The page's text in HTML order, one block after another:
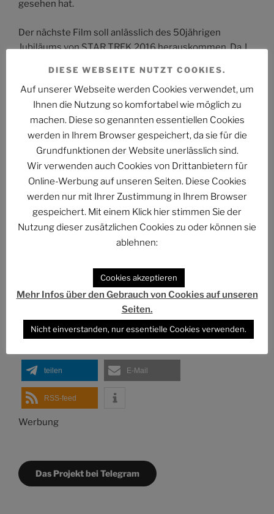
gesehen hat.
Der nächste Film soll anlässlich des 50jährigen
Jubiläums von STAR TREK 2016 herauskommen. Da J.
STAR WARS Episode VII beschäftigt ist, wird jemand
anders den neuen STAR-TREK-Film übernehmen. Ich
bin schon gespannt darauf und hoffe, dass man den
eingeschlagenen Weg fortsetzt. Denn auch wenn der
Titel des Films „Into Darkness“ lautet, STAR TREK
stürzt nicht in die Dunkelheit. Vor allem hat die neue
Filmreihe eines schon geschafft: Sie hat zwei gute
Filme hintereinander herausgebracht. Bei der alten
Filmreihe wechselten sich ständig hervorragende
Filme mit nicht ganz so guten Filmem ab.
Alles das macht gute Hoffnung für die Zukunft. Und so
teilen
teilen E-Mail
RSS-feed
Werbung
Das Projekt bei Telegram
DIESE WEBSEITE NUTZT COOKIES.
Auf unserer Webseite werden Cookies verwendet, um
Ihnen die Nutzung so komfortabel wie möglich zu
machen. Diese so genannten essentiellen Cookies
werden in Ihrem Browser gespeichert, da sie für die
Grundfunktionen der Website unerlässlich sind.
Wir verwenden auch Cookies von Drittanbietern für
Online-Werbung auf unseren Seiten. Diese Cookies
werden nur mit Ihrer Zustimmung in Ihrem Browser
gespeichert. Mit einem Klick hier stimmen Sie der
Nutzung dieser zusätzlichen Cookies zu oder können sie
ablehnen:
Cookies akzeptieren
Mehr Infos über den Gebrauch von Cookies auf unseren
Seiten.
Nicht einverstanden, nur essentielle Cookies verwenden.